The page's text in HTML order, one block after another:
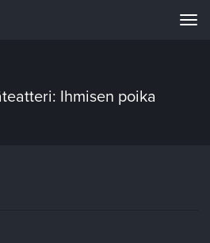
Ihmisen poika